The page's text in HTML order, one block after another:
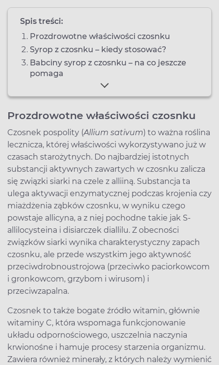
Spis treści:
Prozdrowotne właściwości czosnku
Syrop z czosnku – kiedy stosować?
Babciny syrop z czosnku – na co jeszcze
pomaga
Prozdrowotne właściwości czosnku
Czosnek pospolity (Allium sativum) to ważna roślina
lecznicza, której właściwości wykorzystywano już w
czasach starożytnych. Do najbardziej istotnych
substancji aktywnych zawartych w czosnku zalicza
się związki siarki na czele z alliiną. Substancja ta
ulega aktywacji enzymatycznej podczas krojenia czy
miażdżenia ząbków czosnku, w wyniku czego
powstaje allicyna, a z niej pochodne takie jak S-
allilocysteina i disiarczek diallilu. Z obecności
związków siarki wynika charakterystyczny zapach
czosnku, ale przede wszystkim jego aktywność
przeciwdrobnoustrojowa (przeciwko paciorkowcom
i gronkowcom, grzybom i wirusom) i
przeciwzapalna.
Czosnek to także bogate źródło witamin, głównie
witaminy C, która wspomaga funkcjonowanie
układu odpornościowego, uszczelnia naczynia
krwionośne i hamuje procesy starzenia organizmu.
Zawiera również minerały, z których należy wymienić